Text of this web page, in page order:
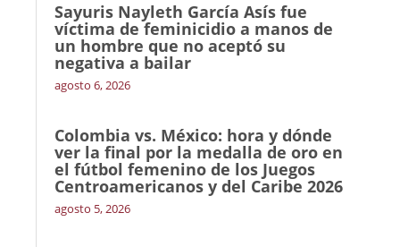
Sayuris Nayleth García Asís fue
víctima de feminicidio a manos de
un hombre que no aceptó su
negativa a bailar
agosto 6, 2026
Colombia vs. México: hora y dónde
ver la final por la medalla de oro en
el fútbol femenino de los Juegos
Centroamericanos y del Caribe 2026
agosto 5, 2026